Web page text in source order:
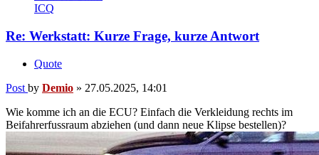
ICQ
Re: Werkstatt: Kurze Frage, kurze Antwort
Quote
Post by Demio » 27.05.2025, 14:01
Wie komme ich an die ECU? Einfach die Verkleidung rechts im
Beifahrerfussraum abziehen (und dann neue Klipse bestellen)?